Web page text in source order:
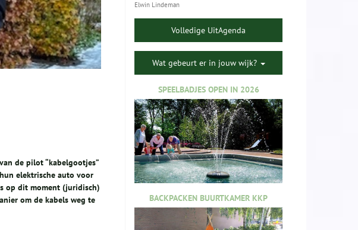
de pilot “kabelgootjes”
elektrische auto voor
op dit moment (juridisch)
om de kabels weg te
Elwin Lindeman
Volledige UitAgenda
Wat gebeurt er in jouw wijk?
SPEELBADJES OPEN IN 2026
BACKPACKEN BUURTKAMER KKP